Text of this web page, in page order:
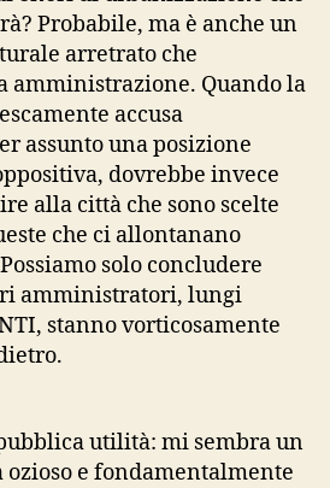
Probabile, ma è anche un
arretrato che
amministrazione. Quando la
accusa
assunto una posizione
dovrebbe invece
alla città che sono scelte
che ci allontanano
solo concludere
amministratori, lungi
stanno vorticosamente
utilità: mi sembra un
e fondamentalmente